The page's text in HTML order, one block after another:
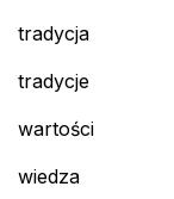
tradycja
tradycje
wartości
wiedza